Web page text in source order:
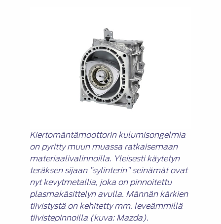
Kiertomäntämoottorin kulumisongelmia
on pyritty muun muassa ratkaisemaan
materiaalivalinnoilla. Yleisesti käytetyn
teräksen sijaan ”sylinterin” seinämät ovat
nyt kevytmetallia, joka on pinnoitettu
plasmakäsittelyn avulla. Männän kärkien
tiivistystä on kehitetty mm. leveämmillä
tiivistepinnoilla (kuva: Mazda).